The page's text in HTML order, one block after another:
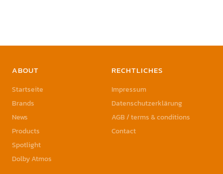
ABOUT
Startseite
Brands
News
Products
Spotlight
Dolby Atmos
RECHTLICHES
Impressum
Datenschutzerklärung
AGB / terms & conditions
Contact